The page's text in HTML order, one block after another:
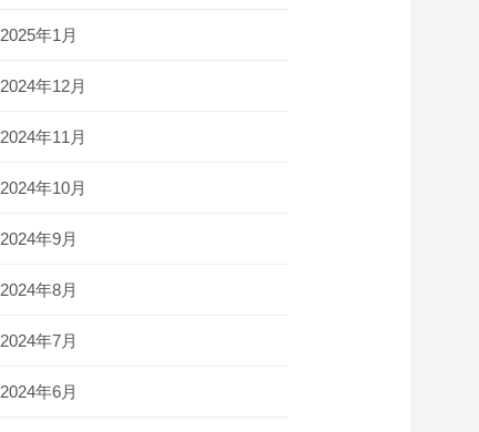
2025年1月
2024年12月
2024年11月
2024年10月
2024年9月
2024年8月
2024年7月
2024年6月